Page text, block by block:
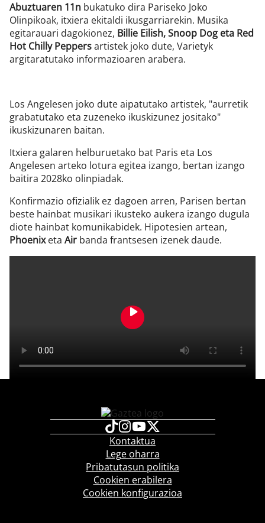
Abuztuaren 11n bukatuko dira Pariseko Joko
Olinpikoak, itxiera ekitaldi ikusgarriarekin. Musika
egitarauari dagokionez, Billie Eilish, Snoop Dog eta Red
Hot Chilly Peppersartistek joko dute, Varietyk
argitaratutako informazioaren arabera.
Los Angelesen joko dute aipatutako artistek, "aurretik
grabatutako eta zuzeneko ikuskizunez jositako"
ikuskizunaren baitan.
Itxiera galaren helburuetako bat Paris eta Los
Angelesen arteko lotura egitea izango, bertan izango
baitira 2028ko olinpiadak.
Konfirmazio ofizialik ez dagoen arren, Parisen bertan
beste hainbat musikari ikusteko aukera izango dugula
diote hainbat komunikabidek. Hipotesien artean,
Phoenixeta Air banda frantsesen izenek daude.
Kontaktua
Lege oharra
Pribatutasun politika
Cookien erabilera
Cookien konfigurazioa